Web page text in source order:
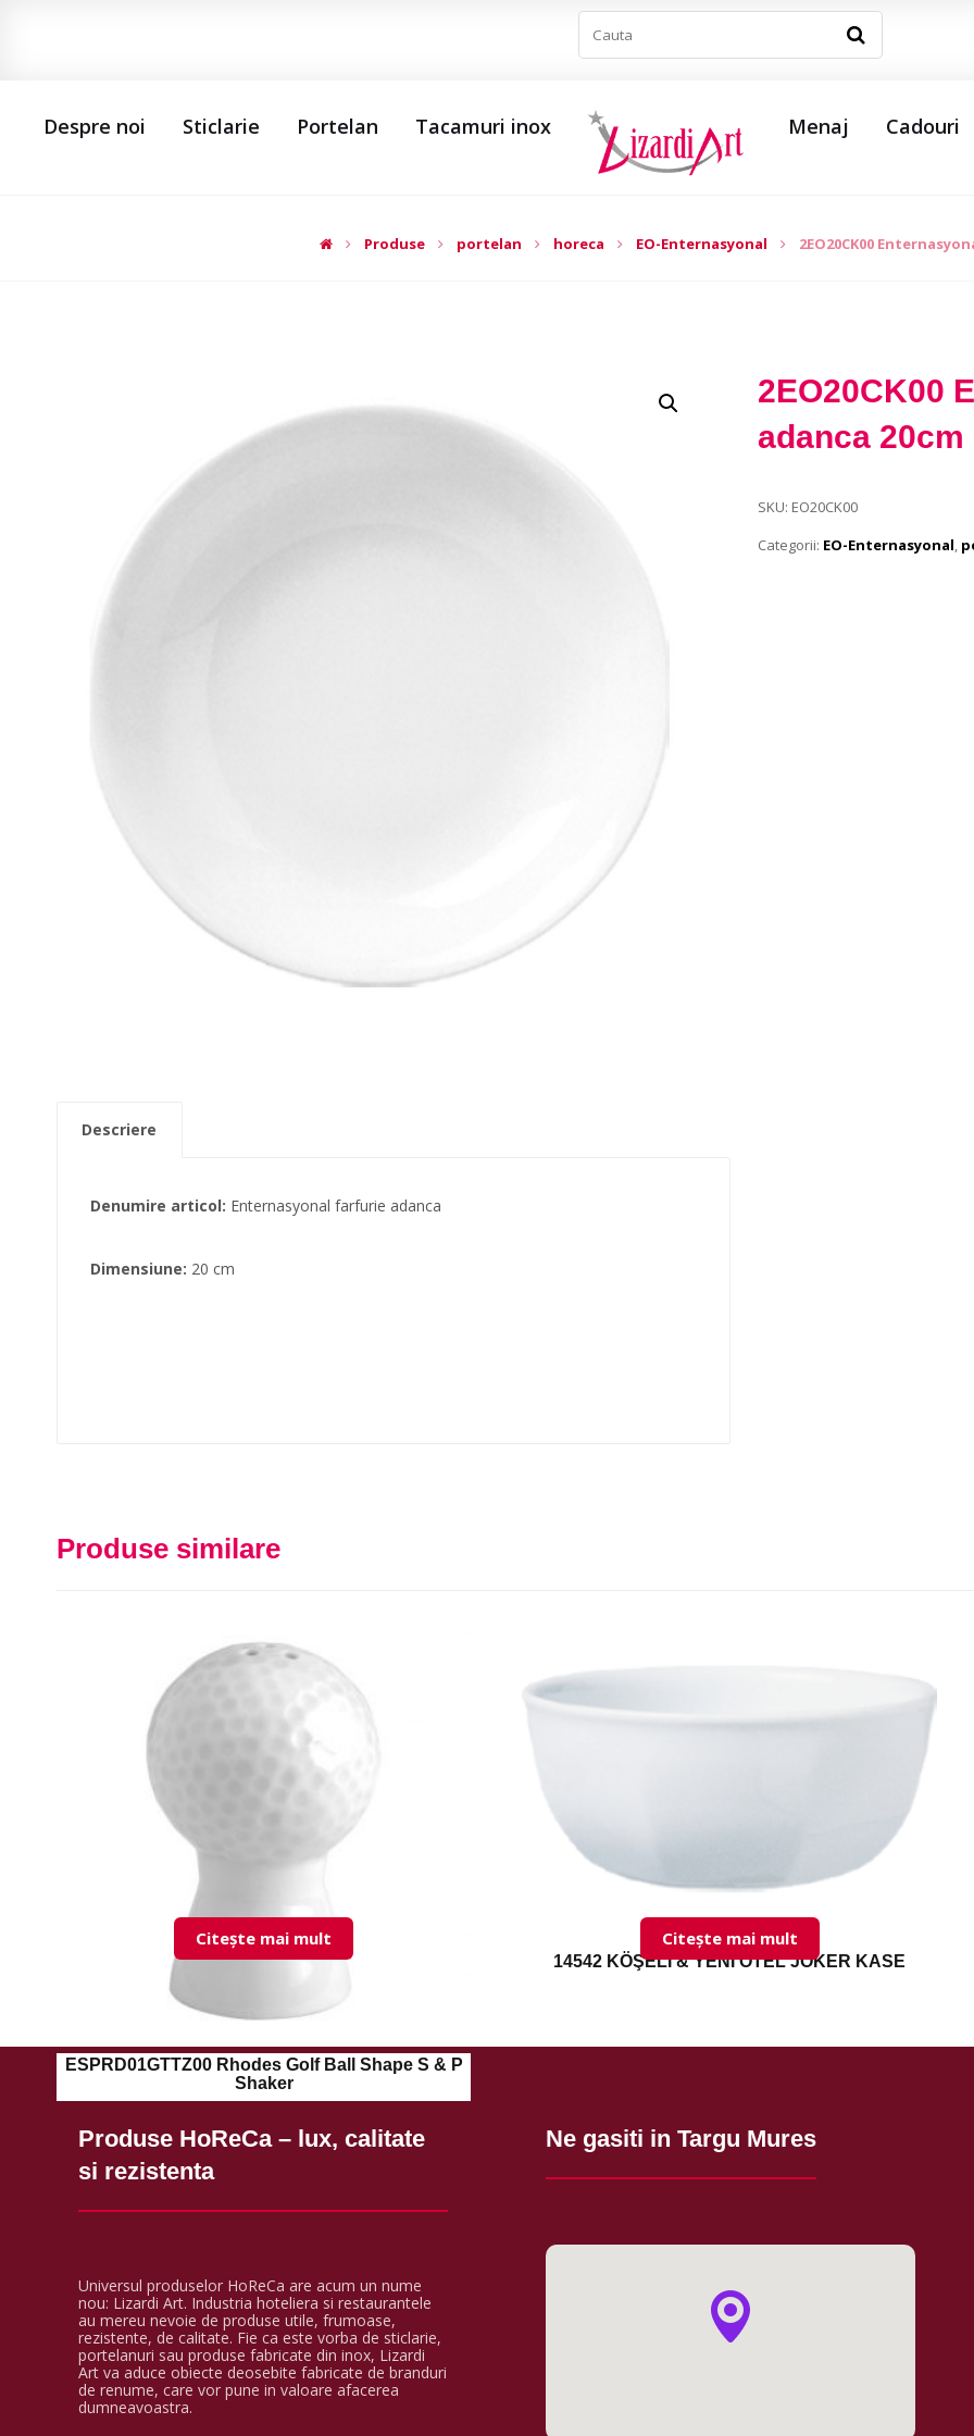
Despre noi Sticlarie Portelan Tacamuri inox Menaj Cadouri
Produse portelan horeca EO-Enternasyonal 2EO20CK00
2EO20CK00
adanca 20cm
SKU: EO20CK00
Categorii: EO-Enternasyonal,
Descriere
Denumire articol: Enternasyonal farfurie adanca
Dimensiune: 20 cm
Produse similare
ESPRD01GTTZ00 Rhodes Golf Ball Shape S & P
Shaker
Citește mai mult
14542 KÖŞELİ & YENİ OTEL JOKER KASE
Citește mai mult
Produse HoReCa – lux, calitate
si rezistenta
Universul produselor HoReCa are acum un nume
nou: Lizardi Art. Industria hoteliera si restaurantele
au mereu nevoie de produse utile, frumoase,
rezistente, de calitate. Fie ca este vorba de sticlarie,
portelanuri sau produse fabricate din inox, Lizardi
Art va aduce obiecte deosebite fabricate de branduri
de renume, care vor pune in valoare afacerea
dumneavoastra.
Ne gasiti in Targu Mures